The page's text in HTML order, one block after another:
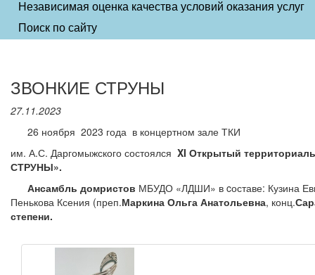
Независимая оценка качества условий оказания услуг
Поиск по сайту
ЗВОНКИЕ СТРУНЫ
27.11.2023
26 ноября 2023 года в концертном зале ТКИ
им. А.С. Даргомыжского состоялся XI Открытый
СТРУНЫ».
Ансамбль домристов МБУДО «ЛДШИ» в cоставе: Кузина
Пенькова Ксения (преп.Маркина Ольга Анатольевна, конц.
степени.